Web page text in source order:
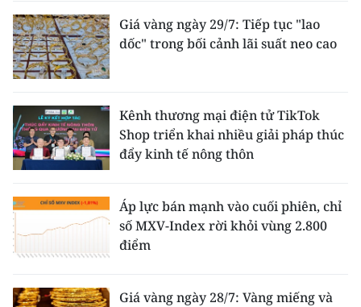
Giá vàng ngày 29/7: Tiếp tục "lao
dốc" trong bối cảnh lãi suất neo cao
Kênh thương mại điện tử TikTok
Shop triển khai nhiều giải pháp thúc
đẩy kinh tế nông thôn
Áp lực bán mạnh vào cuối phiên, chỉ
số MXV-Index rời khỏi vùng 2.800
điểm
Giá vàng ngày 28/7: Vàng miếng và